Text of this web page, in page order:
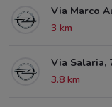
Via Marco
3 km
Via Salaria,
3.8 km